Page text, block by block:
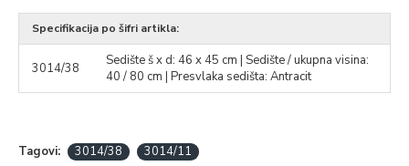
Specifikacija po šifri artikla:
3014/38
Sedište š x d: 46 x 45 cm | Sedište / ukupna visina:
40 / 80 cm | Presvlaka sedišta: Antracit
Tagovi: 3014/38 3014/11